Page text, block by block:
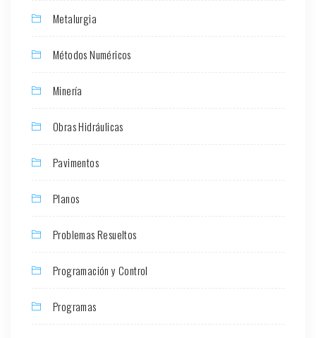
Metalurgia
Métodos Numéricos
Minería
Obras Hidráulicas
Pavimentos
Planos
Problemas Resueltos
Programación y Control
Programas